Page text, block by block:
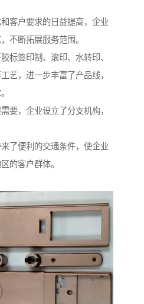
客户要求的日益提高，企业
不断拓展服务范围。
标签印制、滚印、水转印、
艺，进一步丰富了产品线，
要，企业设立了分支机构，
了便利的交通条件，使企业
的客户群体。